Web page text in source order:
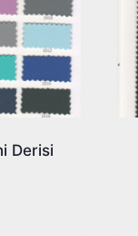
Derisi